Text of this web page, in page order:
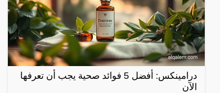
درامينكس: أفضل 5 فوائد صحية يجب أن تعرفها
الآن